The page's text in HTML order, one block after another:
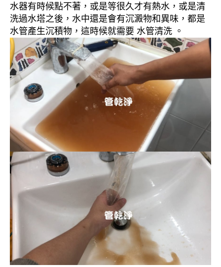
水器有時候點不著，或是等很久才有熱水，或是清
洗過水塔之後，水中還是會有沉澱物和異味，都是
水管產生沉積物，這時候就需要 水管清洗 。